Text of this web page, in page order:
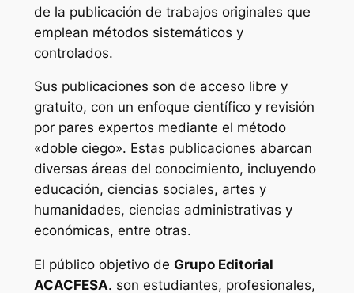
de la publicación de trabajos originales que
emplean métodos sistemáticos y
controlados.
Sus publicaciones son de acceso libre y
gratuito, con un enfoque científico y revisión
por pares expertos mediante el método
«doble ciego». Estas publicaciones abarcan
diversas áreas del conocimiento, incluyendo
educación, ciencias sociales, artes y
humanidades, ciencias administrativas y
económicas, entre otras.
El público objetivo de Grupo Editorial
ACACFESA. son estudiantes, profesionales,